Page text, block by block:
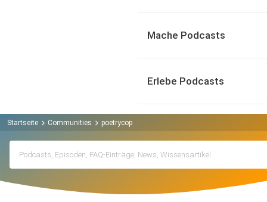
Mache Podcasts
Erlebe Podcasts
Startseite Communities poetrycop